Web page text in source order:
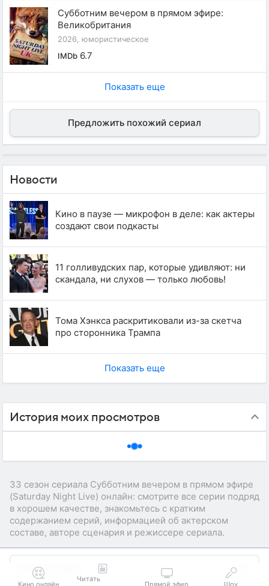
Субботним вечером в прямом эфире:
Великобритания
2026, юмористическое
IMDb 6.7
Показать еще
Предложить похожий сериал
Новости
Кино в паузе — микрофон в деле: как актеры
создают свои подкасты
11 голливудских пар, которые удивляют: ни
скандала, ни слухов — только любовь!
Тома Хэнкса раскритиковали из-за скетча
про сторонника Трампа
Показать еще
История моих просмотров
33 сезон сериала Субботним вечером в прямом эфире
(Saturday Night Live) онлайн: смотрите все серии подряд
в хорошем качестве, знакомьтесь с кратким
содержанием серий, информацией об актерском
составе, авторе сценария и режиссере сериала.
Кино онлайн
Читать
Прямой эфир Шоу